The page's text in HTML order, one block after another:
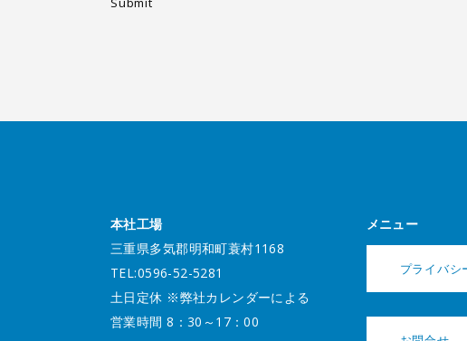
本社工場
三重県多気郡明和町蓑村1168
TEL:0596-52-5281
土日定休 ※弊社カレンダーによる
営業時間 8：30～17：00
メニュー
プライバシ